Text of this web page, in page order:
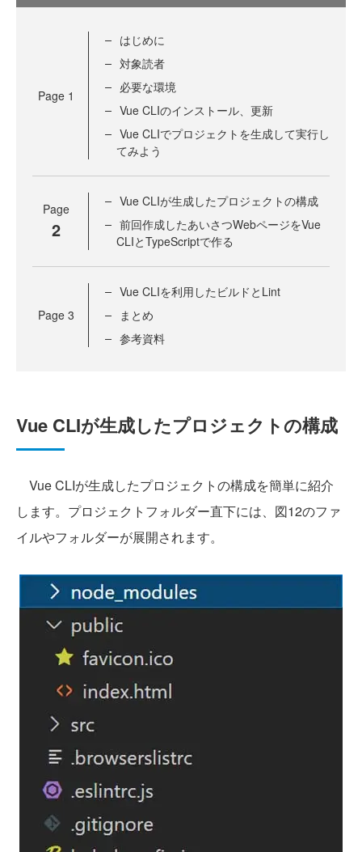
Page 1
はじめに
対象読者
必要な環境
Vue CLIのインストール、更新
Vue CLIでプロジェクトを生成して実行し
てみよう
Page
2
Vue CLIが生成したプロジェクトの構成
前回作成したあいさつWebページをVue
CLIとTypeScriptで作る
Page 3
Vue CLIを利用したビルドとLint
まとめ
参考資料
Vue CLIが生成したプロジェクトの構成
Vue CLIが生成したプロジェクトの構成を簡単に紹介
します。プロジェクトフォルダー直下には、図12のファ
イルやフォルダーが展開されます。